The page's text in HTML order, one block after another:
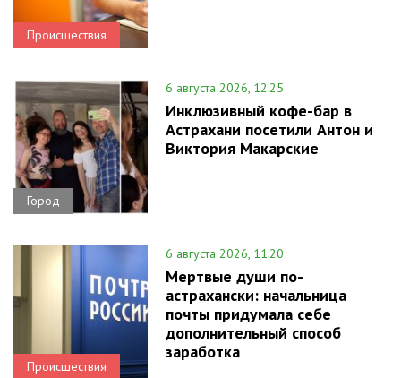
Происшествия
Город
6 августа 2026, 12:25
Инклюзивный кофе-бар в
Астрахани посетили Антон и
Виктория Макарские
Происшествия
6 августа 2026, 11:20
Мертвые души по-
астрахански: начальница
почты придумала себе
дополнительный способ
заработка